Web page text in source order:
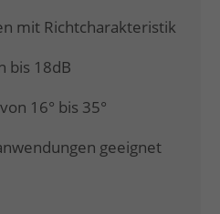
mit Richtcharakteristik
bis 18dB
16° bis 35°
geeignet